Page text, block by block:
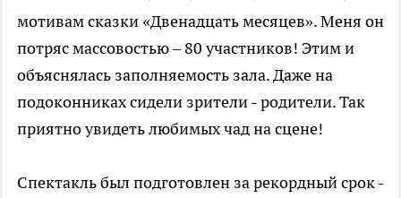
мотивам сказки «Двенадцать месяцев». Меня он
потряс массовостью – 80 участников! Этим и
объяснялась заполняемость зала. Даже на
подоконниках сидели зрители - родители. Так
приятно увидеть любимых чад на сцене!
Спектакль был подготовлен за рекордный срок -